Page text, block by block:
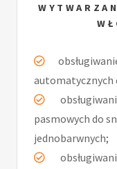
automatycznych
pasmowych do
jednobarwnych;